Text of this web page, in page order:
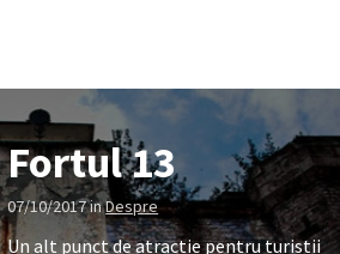
Fortul 13
07/10/2017inDespre
Un alt punct de atractie pentru turistii